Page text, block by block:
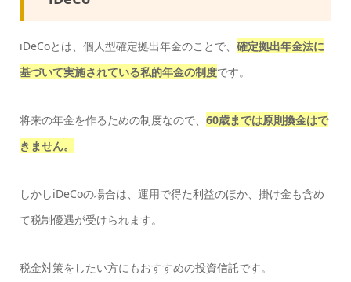
iDeCoとは、個人型確定拠出年金のことで、 確定拠出年金法に
基づいて実施されている私的年金の制度です。
将来の年金を作るための制度なので、 60歳までは原則換金はで
きません。
しかしiDeCoの場合は、運用で得た利益のほか、掛け金も含め
て税制優遇が受けられます。
税金対策をしたい方にもおすすめの投資信託です。